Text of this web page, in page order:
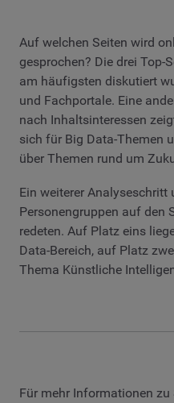
Auf welchen Seiten wird
gesprochen? Die drei Top-
am häufigsten diskutiert
und Fachportale. Eine
nach Inhaltsinteressen
sich für Big Data-Themen
über Themen rund um
Ein weiterer Analyseschritt
Personengruppen auf den
redeten. Auf Platz eins
Data-Bereich, auf Platz
Thema Künstliche
Für mehr Informationen